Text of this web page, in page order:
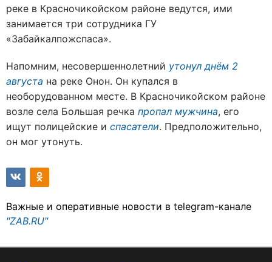
реке в Красночикойском районе ведутся, ими
занимается три сотрудника ГУ
«Забайкалпожспаса».
Напомним, несовершеннолетний утонул днём 2
августа на реке Онон. Он купался в
необорудованном месте. В Красночикойском районе
возле села Большая речка пропал мужчина, его
ищут полицейские и спасатели. Предположительно,
он мог утонуть.
Важные и оперативные новости в telegram-канале
"ZAB.RU"